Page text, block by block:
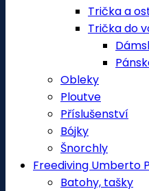
Trička a
Trička do
Obleky
Ploutve
Příslušenství
Bójky
Šnorchly
Freediving Umberto
Batohy, tašky